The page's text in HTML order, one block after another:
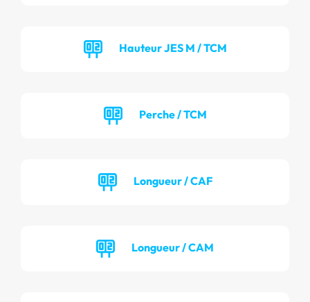
Hauteur JES M / TCM
Perche / TCM
Longueur / CAF
Longueur / CAM